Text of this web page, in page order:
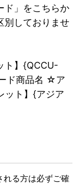
ド」をこちらか
別しておりませ
ト】{QCCU-
ド商品名 ☆ア
ット】{アジア
れる方は必ずご確